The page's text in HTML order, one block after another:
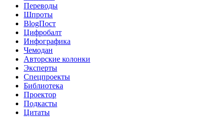
Переводы
Шпроты
BlogПост
Цифробалт
Инфографика
Чемодан
Авторские колонки
Эксперты
Спецпроекты
Библиотека
Проектор
Подкасты
Цитаты